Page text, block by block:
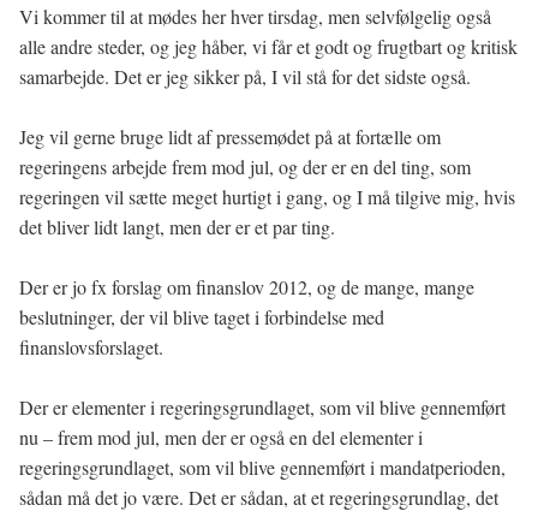
Vi kommer til at mødes her hver tirsdag, men selvfølgelig også
alle andre steder, og jeg håber, vi får et godt og frugtbart og kritisk
samarbejde. Det er jeg sikker på, I vil stå for det sidste også.
Jeg vil gerne bruge lidt af pressemødet på at fortælle om
regeringens arbejde frem mod jul, og der er en del ting, som
regeringen vil sætte meget hurtigt i gang, og I må tilgive mig, hvis
det bliver lidt langt, men der er et par ting.
Der er jo fx forslag om finanslov 2012, og de mange, mange
beslutninger, der vil blive taget i forbindelse med
finanslovsforslaget.
Der er elementer i regeringsgrundlaget, som vil blive gennemført
nu – frem mod jul, men der er også en del elementer i
regeringsgrundlaget, som vil blive gennemført i mandatperioden,
sådan må det jo være. Det er sådan, at et regeringsgrundlag, det